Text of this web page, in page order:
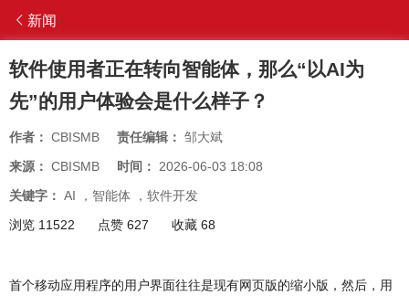
新闻
软件使用者正在转向智能体，那么“以AI为
先”的用户体验会是什么样子？
作者： CBISMB 责任编辑： 邹大斌
来源： CBISMB 时间： 2026-06-03 18:08
关键字： AI ， 智能体 ， 软件开发
浏览 11522
点赞 627 收藏 68
首个移动应用程序的用户界面往往是现有网页版的缩小版，然后，用